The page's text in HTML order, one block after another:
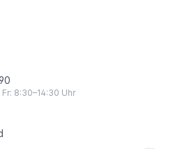
8:30–14:30 Uhr